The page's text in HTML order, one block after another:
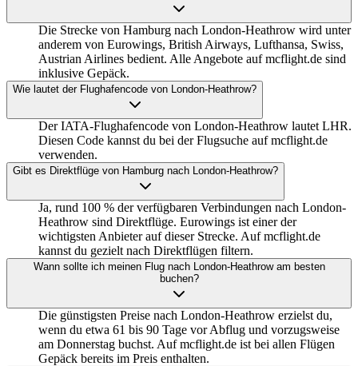
Die Strecke von Hamburg nach London-Heathrow wird unter
anderem von Eurowings, British Airways, Lufthansa, Swiss,
Austrian Airlines bedient. Alle Angebote auf mcflight.de sind
inklusive Gepäck.
Wie lautet der Flughafencode von London-Heathrow?
Der IATA-Flughafencode von London-Heathrow lautet LHR.
Diesen Code kannst du bei der Flugsuche auf mcflight.de
verwenden.
Gibt es Direktflüge von Hamburg nach London-Heathrow?
Ja, rund 100 % der verfügbaren Verbindungen nach London-
Heathrow sind Direktflüge. Eurowings ist einer der
wichtigsten Anbieter auf dieser Strecke. Auf mcflight.de
kannst du gezielt nach Direktflügen filtern.
Wann sollte ich meinen Flug nach London-Heathrow am besten
buchen?
Die günstigsten Preise nach London-Heathrow erzielst du,
wenn du etwa 61 bis 90 Tage vor Abflug und vorzugsweise
am Donnerstag buchst. Auf mcflight.de ist bei allen Flügen
Gepäck bereits im Preis enthalten.